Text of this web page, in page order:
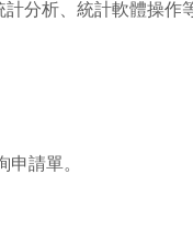
分析、統計軟體操作
請單。